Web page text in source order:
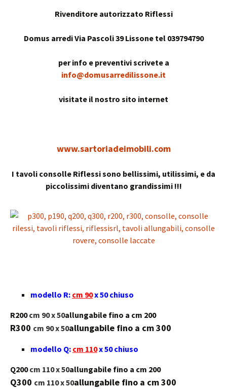
Rivenditore autorizzato Riflessi
Domus arredi Via Pascoli 39 Lissone tel 039794790
per info e preventivi scrivete a
info@domusarredilissone.it
visitate il nostro sito internet
www.sartoriadeimobili.com
I tavoli consolle Riflessi sono bellissimi, utilissimi, e da
piccolissimi diventano grandissimi !!!
modello R: cm 90x 50 chiuso
R200cm 90 x 50allungabile fino a cm 200
R300 cm 90 x 50allungabile fino a cm 300
modello Q: cm 110x 50 chiuso
Q200cm 110 x 50allungabile fino a cm 200
Q300 cm 110 x 50allungabile fino a cm 300